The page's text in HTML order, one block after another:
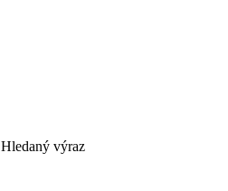
Hledaný výraz